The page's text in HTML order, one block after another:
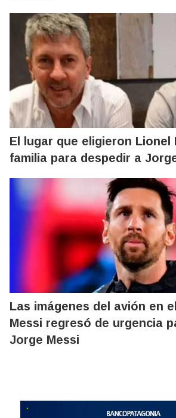
El lugar que eligieron Lionel
familia para despedir a
Las imágenes del avión en
Messi regresó de urgencia
Jorge Messi